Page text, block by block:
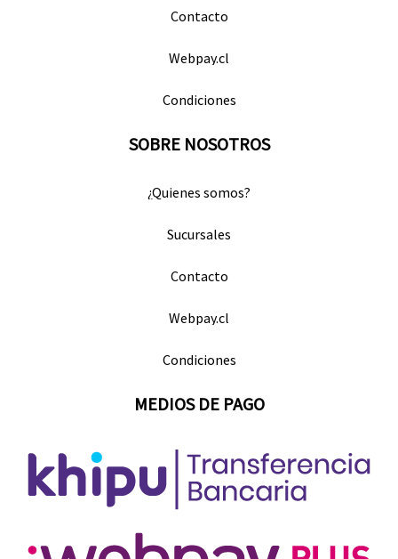
Contacto
Webpay.cl
Condiciones
SOBRE NOSOTROS
¿Quienes somos?
Sucursales
Contacto
Webpay.cl
Condiciones
MEDIOS DE PAGO